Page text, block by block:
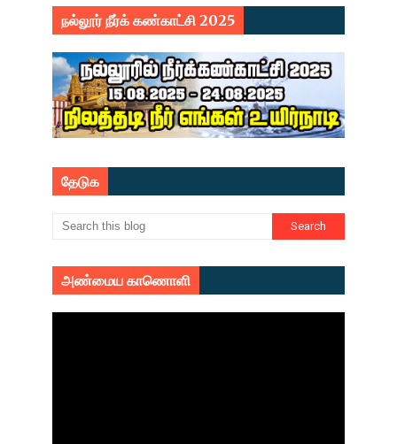
நல்லூர் நீர்க் கண்காட்சி 2025
தேடுக
அண்மைய காணொளி